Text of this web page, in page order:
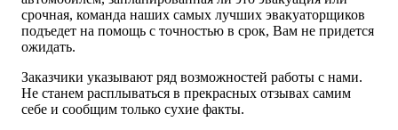
срочная, команда наших самых лучших эвакуаторщиков
подъедет на помощь с точностью в срок, Вам не придется
ожидать.
Заказчики указывают ряд возможностей работы с нами.
Не станем расплываться в прекрасных отзывах самим
себе и сообщим только сухие факты.